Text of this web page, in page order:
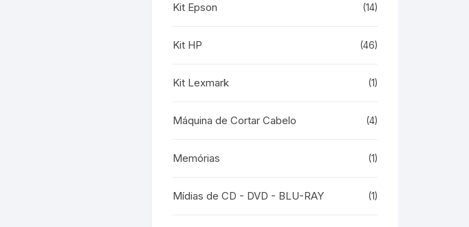
Kit Epson (14)
Kit HP (46)
Kit Lexmark (1)
Máquina de Cortar Cabelo (4)
Memórias (1)
Mídias de CD - DVD - BLU-RAY (1)